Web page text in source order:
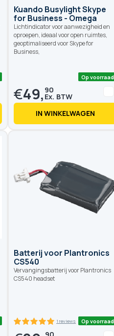
Kuando Busylight Skype
for Business - Omega
Lichtindicator voor aanwezigheid en
oproepen, ideaal voor open ruimtes,
geoptimaliseerd voor Skype for
Business,
€49, 90
IN WINKELWAGEN
Batterij voor Plantronics
CS540
Vervangingsbatterij voor Plantronics
CS540 headset